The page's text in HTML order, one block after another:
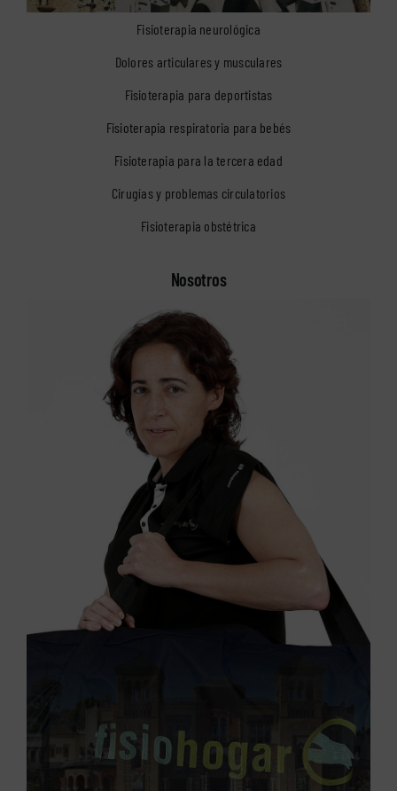
Fisioterapia neurológica
Dolores articulares y musculares
Fisioterapia para deportistas
Fisioterapia respiratoria para bebés
Fisioterapia para la tercera edad
Cirugías y problemas circulatorios
Fisioterapia obstétrica
Nosotros